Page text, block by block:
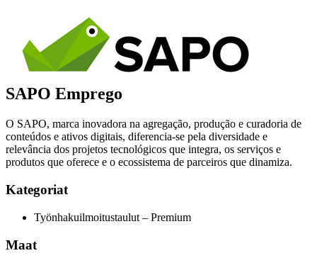
SAPO Emprego
O SAPO, marca inovadora na agregação, produção e curadoria de
conteúdos e ativos digitais, diferencia-se pela diversidade e
relevância dos projetos tecnológicos que integra, os serviços e
produtos que oferece e o ecossistema de parceiros que dinamiza.
Kategoriat
Työnhakuilmoitustaulut – Premium
Maat